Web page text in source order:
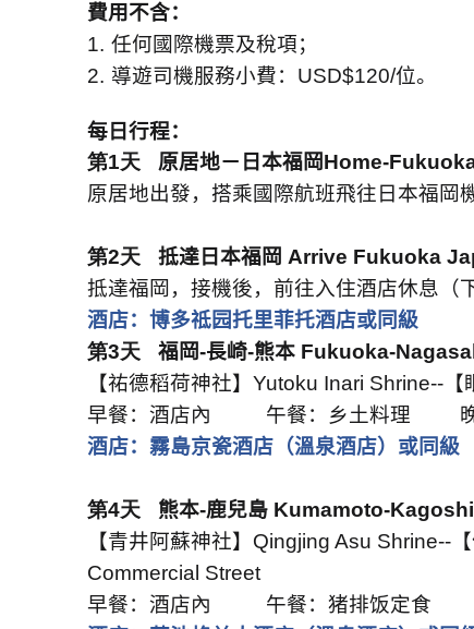
費用不含：
1. 任何國際機票及稅項；
2. 導遊司機服務小費： USD$120/位。
每日行程：
第1天
原居地－日本福岡Home-
原居地出發，搭乘國際航班飛往日本福岡
第2天 抵達日本福岡 Arrive Fukuoka
抵達福岡，接機後，前往入住酒店休息（
酒店：博多祗园托里菲托酒店或同級
第3天
福岡-長崎-熊本 Fukuoka-
【祐德稻荷神社】 Yutoku Inari Shrine--
早餐：酒店內
午餐：乡土料理
酒店：霧島京瓷酒店（溫泉酒店）或同級
第4天 熊本-鹿兒島 Kumamoto-
【青井阿蘇神社】 Qingjing Asu Shrine--
Commercial Street
早餐：酒店內
午餐：猪排饭定食